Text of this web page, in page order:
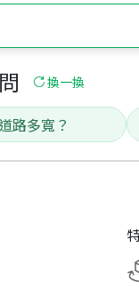
換一換
路多寬？